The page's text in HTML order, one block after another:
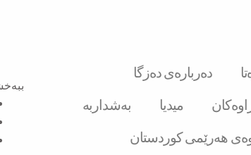
دەربارەی دەزگا
میدیا
بەشداربە
هەرێمی کوردستان